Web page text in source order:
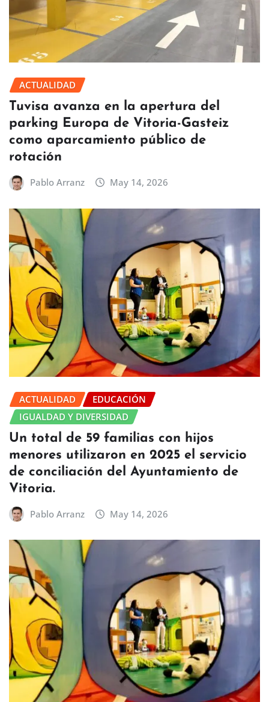
ACTUALIDAD
Tuvisa avanza en la apertura del
parking Europa de Vitoria-Gasteiz
como aparcamiento público de
rotación
Pablo Arranz May 14, 2026
ACTUALIDAD
EDUCACIÓN
IGUALDAD Y DIVERSIDAD
Un total de 59 familias con hijos
menores utilizaron en 2025 el servicio
de conciliación del Ayuntamiento de
Vitoria.
Pablo Arranz May 14, 2026